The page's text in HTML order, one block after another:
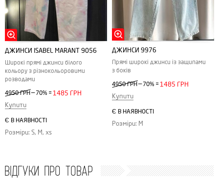
ДЖИНСИ ISABEL MARANT 9056
Широкі прямі джинси білого
кольору з різнокольоровими
розводами
4950 ГРН— 70% = 1485 ГРН
Купити
Є В НАЯВНОСТІ
Розміри: S, M, хs
ДЖИНСИ 9976
Прямі широкі джинси із защипами
з боків
4950 ГРН— 70% = 1485 ГРН
Купити
Є В НАЯВНОСТІ
Розміри: M
ВІДГУКИ ПРО ТОВАР